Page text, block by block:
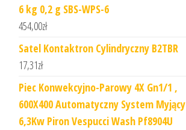
6 kg 0,2 g SBS-WPS-6
454,00zł
Satel Kontaktron Cylindryczny B2TBR
17,31zł
Piec Konwekcyjno-Parowy 4X Gn1/1 ,
600X400 Automatyczny System Myjący
6,3Kw Piron Vespucci Wash Pf8904U